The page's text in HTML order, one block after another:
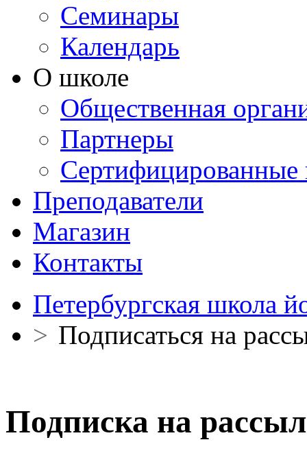
Семинары
Календарь
О школе
Общественная
Партнеры
Сертифицированные
Преподаватели
Магазин
Контакты
Петербургская школа
> Подписаться на
Подписка на